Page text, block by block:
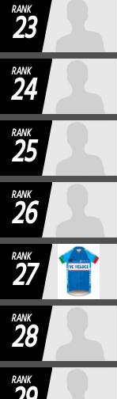
RANK
23
RANK
24
RANK
25
RANK
26
RANK
27
RANK
28
RANK